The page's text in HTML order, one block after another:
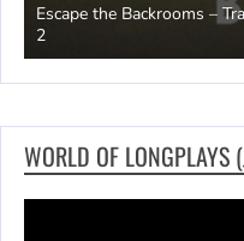
Escape the Backrooms –
2
WORLD OF